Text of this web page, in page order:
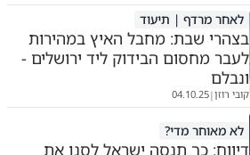
לאחר מרדף | תיעוד
בצהרי שבת: מחבל האיץ במהירות
לעבר מחסום הבידוק ליד ירושלים -
ונבלם
קובי רוזן|
04.10.25
לא מאוחר מדי?
דיווח: כך תנסה ישראל לסנן את